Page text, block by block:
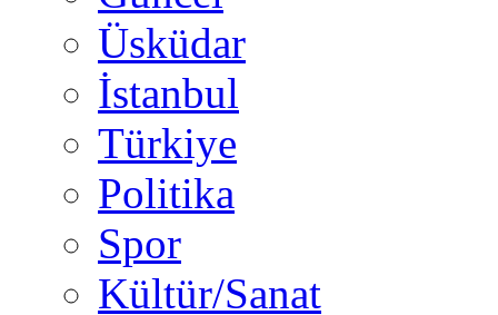
Üsküdar
İstanbul
Türkiye
Politika
Spor
Kültür/Sanat